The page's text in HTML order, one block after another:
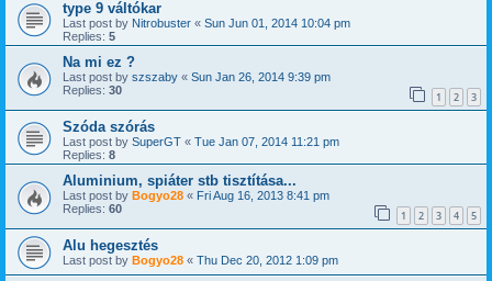
type 9 váltókar
Last post by Nitrobuster « Sun Jun 01, 2014 10:04 pm
Replies: 5
Na mi ez ?
Last post by szszaby « Sun Jan 26, 2014 9:39 pm
Replies: 30 1 2 3
Szóda szórás
Last post by SuperGT « Tue Jan 07, 2014 11:21 pm
Replies: 8
Aluminium, spiáter stb tisztítása...
Last post by Bogyo28 « Fri Aug 16, 2013 8:41 pm
Replies: 60 1 2 3 4 5
Alu hegesztés
Last post by Bogyo28 « Thu Dec 20, 2012 1:09 pm